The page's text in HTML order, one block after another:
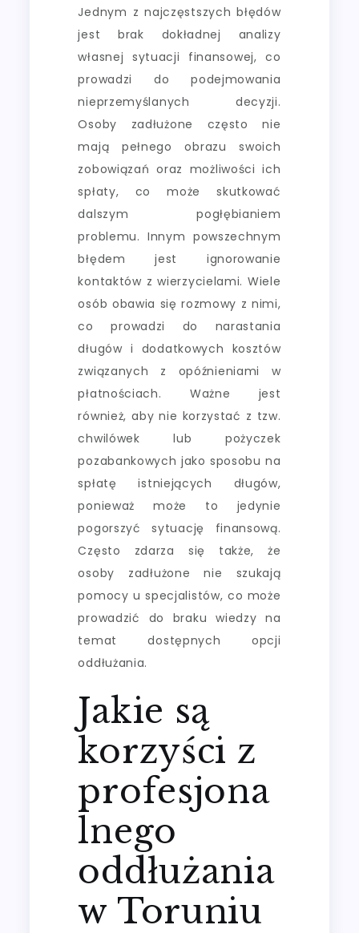
Jednym z najczęstszych błędów
jest brak dokładnej analizy
własnej sytuacji finansowej, co
prowadzi do podejmowania
nieprzemyślanych decyzji.
Osoby zadłużone często nie
mają pełnego obrazu swoich
zobowiązań oraz możliwości ich
spłaty, co może skutkować
dalszym pogłębianiem
problemu. Innym powszechnym
błędem jest ignorowanie
kontaktów z wierzycielami. Wiele
osób obawia się rozmowy z nimi,
co prowadzi do narastania
długów i dodatkowych kosztów
związanych z opóźnieniami w
płatnościach. Ważne jest
również, aby nie korzystać z tzw.
chwilówek lub pożyczek
pozabankowych jako sposobu na
spłatę istniejących długów,
ponieważ może to jedynie
pogorszyć sytuację finansową.
Często zdarza się także, że
osoby zadłużone nie szukają
pomocy u specjalistów, co może
prowadzić do braku wiedzy na
temat dostępnych opcji
oddłużania.
Jakie są
korzyści z
profesjona
lnego
oddłużania
w Toruniu